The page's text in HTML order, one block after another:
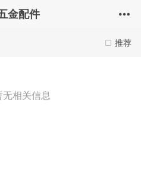
金配件
推荐
相关信息